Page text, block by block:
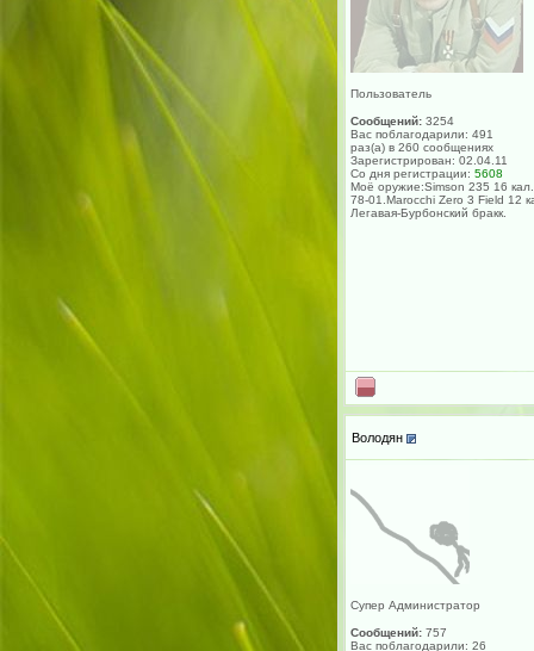
Пользователь
Сообщений: 3254
Вас поблагодарили: 491
раз(а) в 260 сообщениях
Зарегистрирован: 02.04.11
Со дня регистрации: 5608
Моё оружие:Simson 235 16
78-01.Marocchi Zero 3 Field 12
Легавая-Бурбонский бракк.
Володян
Супер Администратор
Сообщений: 757
Вас поблагодарили: 26